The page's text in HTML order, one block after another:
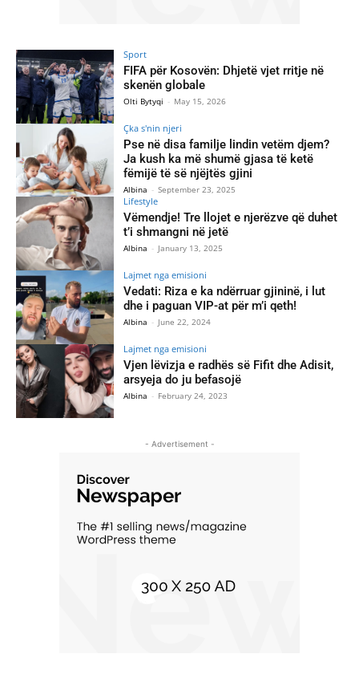
Sport
FIFA për Kosovën: Dhjetë vjet rritje në
skenën globale
Olti Bytyqi - May 15, 2026
Çka s'nin njeri
Pse në disa familje lindin vetëm djem?
Ja kush ka më shumë gjasa të ketë
fëmijë të së njëjtës gjini
Albina - September 23, 2025
Lifestyle
Vëmendje! Tre llojet e njerëzve që duhet
t’i shmangni në jetë
Albina - January 13, 2025
Lajmet nga emisioni
Vedati: Riza e ka ndërruar gjininë, i lut
dhe i paguan VIP-at për m’i qeth!
Albina - June 22, 2024
Lajmet nga emisioni
Vjen lëvizja e radhës së Fifit dhe Adisit,
arsyeja do ju befasojë
Albina - February 24, 2023
- Advertisement -